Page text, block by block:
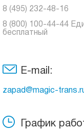
8 (495) 232-48-16
8 (800) 100-44-44
бесплатный
E-mail:
zapad@magic-
График